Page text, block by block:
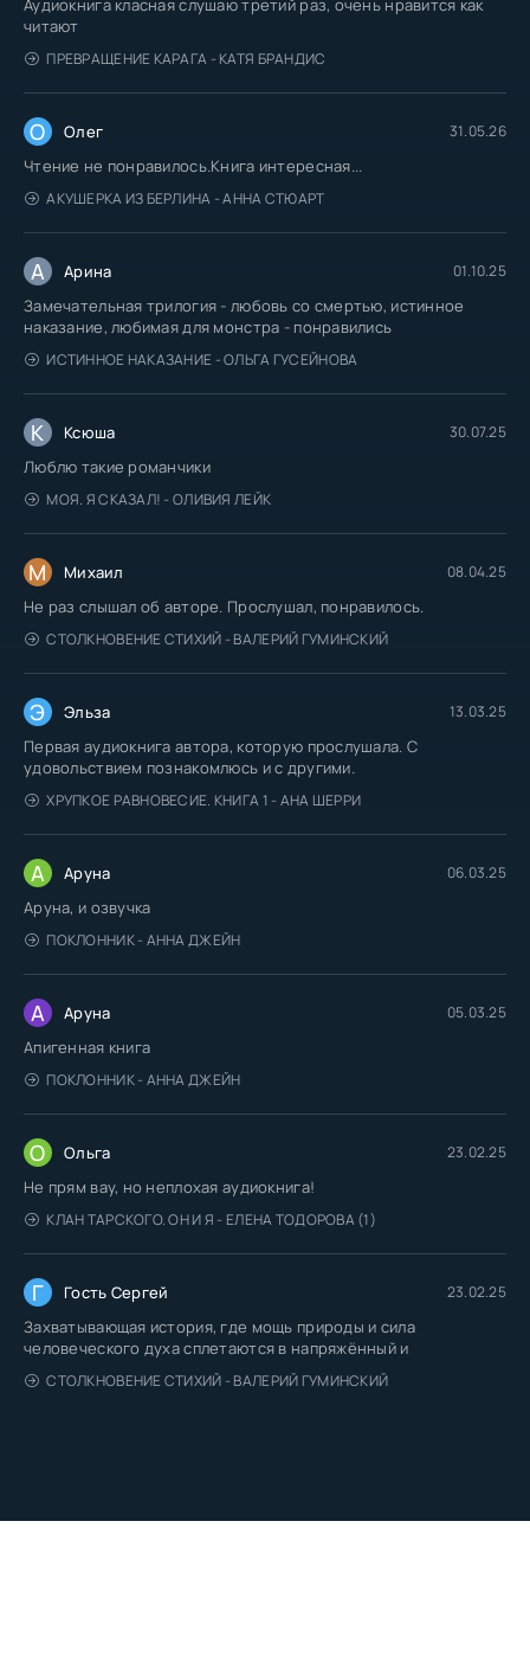
читают
ПРЕВРАЩЕНИЕ КАРАГА - КАТЯ БРАНДИС
О Олег 31.05.26
Чтение не понравилось.Книга интересная...
АКУШЕРКА ИЗ БЕРЛИНА - АННА СТЮАРТ
А Арина 01.10.25
Замечательная трилогия - любовь со смертью, истинное
наказание, любимая для монстра - понравились
ИСТИННОЕ НАКАЗАНИЕ - ОЛЬГА ГУСЕЙНОВА
К Ксюша 30.07.25
Люблю такие романчики
МОЯ. Я СКАЗАЛ! - ОЛИВИЯ ЛЕЙК
М Михаил 08.04.25
Не раз слышал об авторе. Прослушал, понравилось.
СТОЛКНОВЕНИЕ СТИХИЙ - ВАЛЕРИЙ ГУМИНСКИЙ
Э Эльза 13.03.25
Первая аудиокнига автора, которую прослушала. С
удовольствием познакомлюсь и с другими.
ХРУПКОЕ РАВНОВЕСИЕ. КНИГА 1 - АНА ШЕРРИ
А Аруна 06.03.25
Аруна, и озвучка
ПОКЛОННИК - АННА ДЖЕЙН
А Аруна 05.03.25
Апигенная книга
ПОКЛОННИК - АННА ДЖЕЙН
О Ольга 23.02.25
Не прям вау, но неплохая аудиокнига!
КЛАН ТАРСКОГО. ОН И Я - ЕЛЕНА ТОДОРОВА (1)
Г Гость Сергей 23.02.25
Захватывающая история, где мощь природы и сила
человеческого духа сплетаются в напряжённый и
СТОЛКНОВЕНИЕ СТИХИЙ - ВАЛЕРИЙ ГУМИНСКИЙ